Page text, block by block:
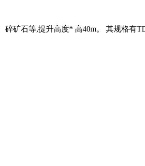
矿石等,提升高度* 高40m。 其规格有